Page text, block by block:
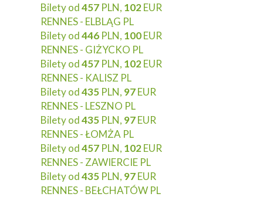
Bilety od457 PLN, 102EUR
RENNES - ELBLĄG PL
Bilety od446 PLN, 100EUR
RENNES - GIŻYCKO PL
Bilety od457 PLN, 102EUR
RENNES - KALISZ PL
Bilety od435 PLN, 97EUR
RENNES - LESZNO PL
Bilety od435 PLN, 97EUR
RENNES - ŁOMŻA PL
Bilety od457 PLN, 102EUR
RENNES - ZAWIERCIE PL
Bilety od435 PLN, 97EUR
RENNES - BEŁCHATÓW PL